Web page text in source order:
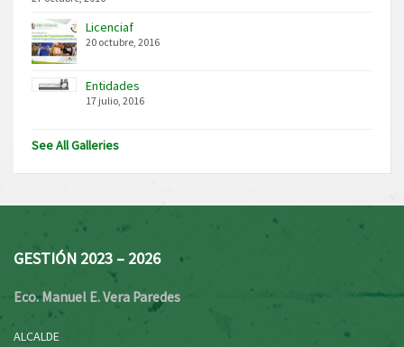
Licenciaf
20 octubre, 2016
Entidades
17 julio, 2016
See All Galleries
GESTIÓN 2023 – 2026
Eco. Manuel E. Vera Paredes
ALCALDE